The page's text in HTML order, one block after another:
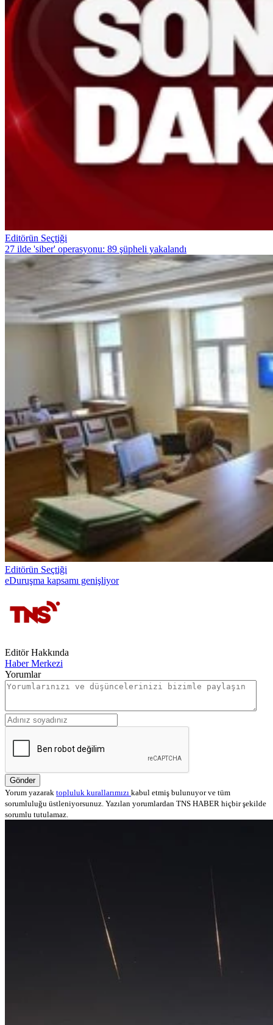
Editörün Seçtiği
27 ilde 'siber' operasyonu: 89 şüpheli yakalandı
Editörün Seçtiği
eDuruşma kapsamı genişliyor
Editör Hakkında
Haber Merkezi
Yorumlar
Gönder
Yorum yazarak topluluk kurallarımızı kabul etmiş bulunuyor ve tüm
sorumluluğu üstleniyorsunuz. Yazılan yorumlardan TNS HABER hiçbir şekilde
sorumlu tutulamaz.